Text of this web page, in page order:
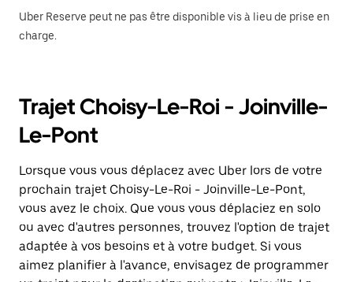
Uber Reserve peut ne pas être disponible vis à lieu de prise en
charge.
Trajet Choisy-Le-Roi - Joinville-
Le-Pont
Lorsque vous vous déplacez avec Uber lors de votre
prochain trajet Choisy-Le-Roi - Joinville-Le-Pont,
vous avez le choix. Que vous vous déplaciez en solo
ou avec d'autres personnes, trouvez l'option de trajet
adaptée à vos besoins et à votre budget. Si vous
aimez planifier à l'avance, envisagez de programmer